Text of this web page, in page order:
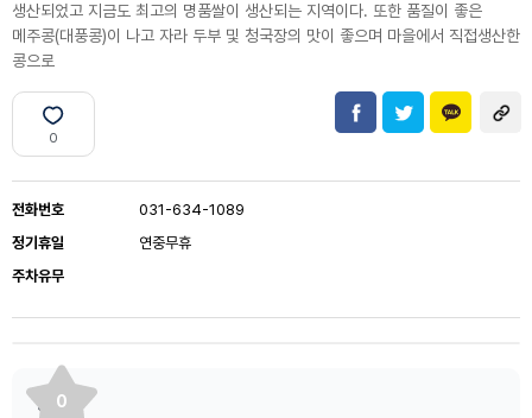
생산되었고 지금도 최고의 명품쌀이 생산되는 지역이다. 또한 품질이 좋은
메주콩(대풍콩)이 나고 자라 두부 및 청국장의 맛이 좋으며 마을에서 직접생산한
콩으로
0
전화번호
031-634-1089
정기휴일
연중무휴
주차유무
0
등산로: